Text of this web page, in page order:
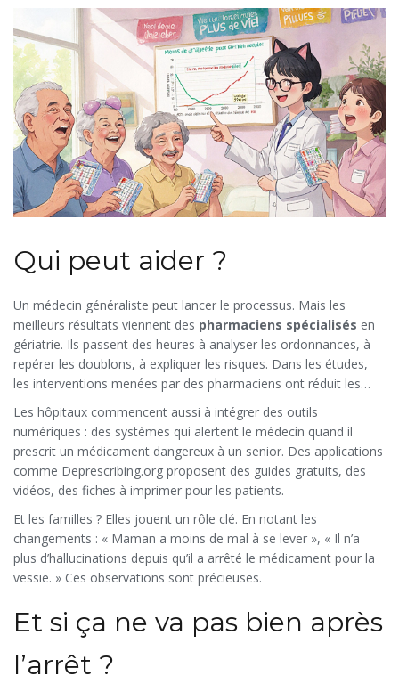
Qui peut aider ?
Un médecin généraliste peut lancer le processus. Mais les
meilleurs résultats viennent des pharmaciens spécialisés en
gériatrie. Ils passent des heures à analyser les ordonnances, à
repérer les doublons, à expliquer les risques. Dans les études,
les interventions menées par des pharmaciens ont réduit les
médicaments inappropriés de 20 à 40 %.
Les hôpitaux commencent aussi à intégrer des outils
numériques : des systèmes qui alertent le médecin quand il
prescrit un médicament dangereux à un senior. Des applications
comme Deprescribing.org proposent des guides gratuits, des
vidéos, des fiches à imprimer pour les patients.
Et les familles ? Elles jouent un rôle clé. En notant les
changements : « Maman a moins de mal à se lever », « Il n’a
plus d’hallucinations depuis qu’il a arrêté le médicament pour la
vessie. » Ces observations sont précieuses.
Et si ça ne va pas bien après
l’arrêt ?